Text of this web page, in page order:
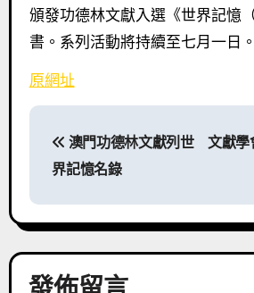
頒發功德林文獻入選《世界記憶
書。系列活動將持續至七月一日。
原網址
文
章
導
覽
澳門功德林文獻列世
界記憶名錄
文獻學